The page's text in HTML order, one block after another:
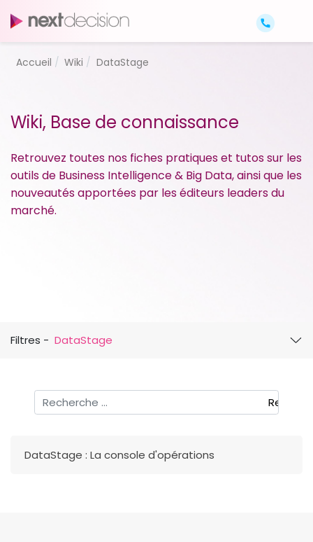
Accueil Wiki DataStage
Wiki, Base de connaissance
Retrouvez toutes nos fiches pratiques et tutos sur les
outils de Business Intelligence & Big Data, ainsi que les
nouveautés apportées par les éditeurs leaders du
marché.
Filtres - DataStage
DataStage : La console d'opérations